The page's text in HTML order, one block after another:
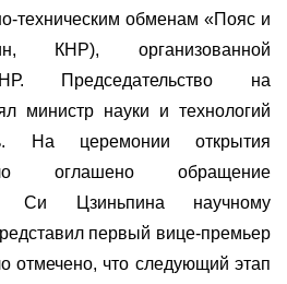
техническим обменам «Пояс и
КНР), организованной
Председательство на
министр науки и технологий
На церемонии открытия
оглашено обращение
Си Цзиньпина научному
первый вице-премьер
что следующий этап